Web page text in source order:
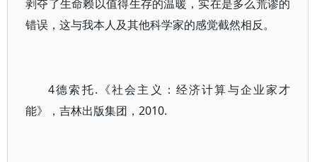
剥夺了生命赖以值得生存的温暖，实在是多么荒谬的
错误，这与我本人及其他科学家的感觉截然相反。
4德索托.《社会主义：经济计算与企业家才
能》，吉林出版集团，2010.